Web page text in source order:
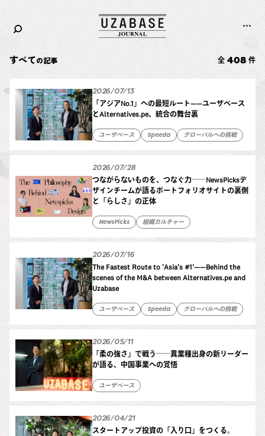
すべての記事 全 408 件
「アジアNo.1」への最短ルート——ユーザベース
とAlternatives.pe、統合の舞台裏
ユーザベース Speeda グローバルへの挑戦
2026/07/13
つながらないものを、つなぐ力──NewsPicksデ
ザインチームが語るポートフォリオサイトの裏側
と「らしさ」の正体
NewsPicks 組織カルチャー
2026/07/28
The Fastest Route to 'Asia's #1'——Behind the
scenes of the M&A between Alternatives.pe and
Uzabase
ユーザベース Speeda グローバルへの挑戦
2026/07/16
「柔の強さ」で戦う──異業種出身の新リーダー
が語る、中国事業への覚悟
ユーザベース
2026/05/11
スタートアップ投資の「入り口」をつくる。
2026/04/21